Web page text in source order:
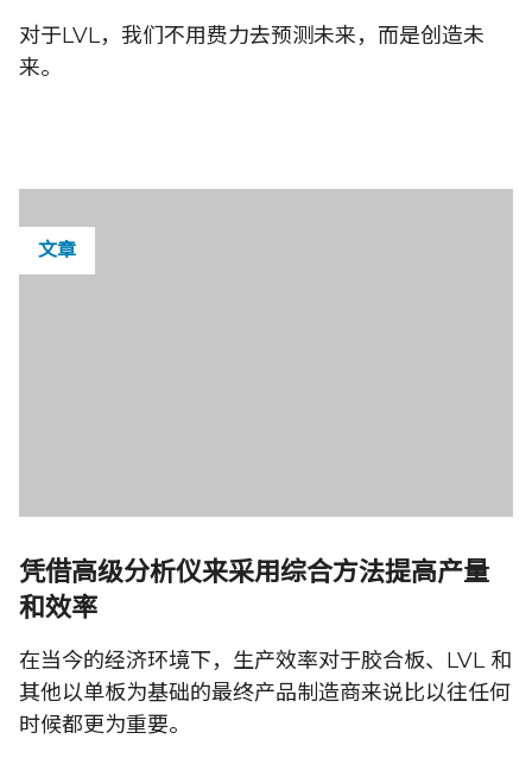
对于LVL，我们不用费力去预测未来，而是创造未
来。
文章
凭借高级分析仪来采用综合方法提高产量
和效率
在当今的经济环境下，生产效率对于胶合板、LVL 和
其他以单板为基础的最终产品制造商来说比以往任何
时候都更为重要。